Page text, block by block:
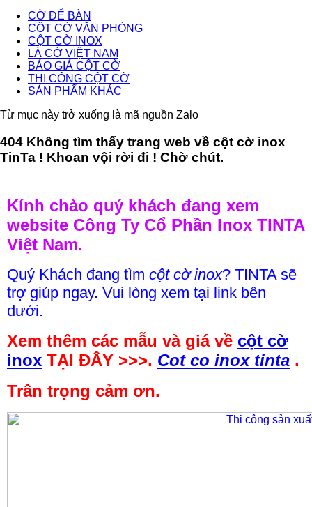
CỜ ĐỂ BÀN
CỘT CỜ VĂN PHÒNG
CỘT CỜ INOX
LÁ CỜ VIỆT NAM
BÁO GIÁ CỘT CỜ
THI CÔNG CỘT CỜ
SẢN PHẨM KHÁC
Từ mục này trở xuống là mã nguồn Zalo
404 Không tìm thấy trang web về cột cờ inox
TinTa ! Khoan vội rời đi ! Chờ chút.
Kính chào quý khách đang xem
website Công Ty Cổ Phần Inox TINTA
Việt Nam.
Quý Khách đang tìm cột cờ inox? TINTA sẽ
trợ giúp ngay. Vui lòng xem tại link bên
dưới.
Xem thêm các mẫu và giá về cột cờ
inox TẠI ĐÂY >>>. Cot co inox tinta .
Trân trọng cảm ơn.